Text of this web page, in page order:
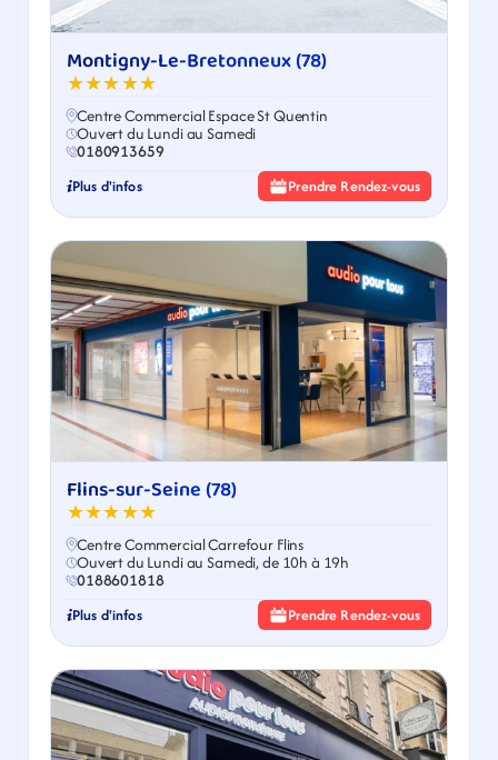
Montigny-Le-Bretonneux (78)
★★★★★
Centre Commercial Espace St Quentin
Ouvert du Lundi au Samedi
0180913659
Plus d'infos Prendre Rendez-vous
Flins-sur-Seine (78)
★★★★★
Centre Commercial Carrefour Flins
Ouvert du Lundi au Samedi, de 10h à 19h
0188601818
Plus d'infos Prendre Rendez-vous